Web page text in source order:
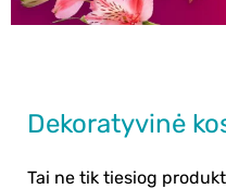
Dekoratyvinė
Tai ne tik tiesiog